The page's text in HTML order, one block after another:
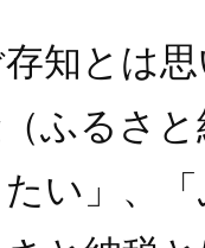
知とは
ふるさ
い」、